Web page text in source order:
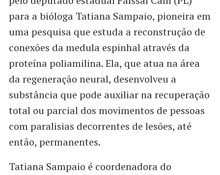
para a bióloga Tatiana Sampaio, pioneira em
uma pesquisa que estuda a reconstrução de
conexões da medula espinhal através da
proteína poliamilina. Ela, que atua na área
da regeneração neural, desenvolveu a
substância que pode auxiliar na recuperação
total ou parcial dos movimentos de pessoas
com paralisias decorrentes de lesões, até
então, permanentes.
Tatiana Sampaio é coordenadora do